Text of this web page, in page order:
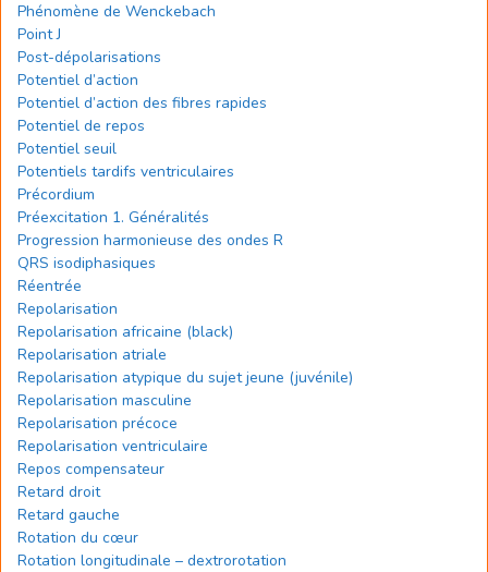
Phénomène de Wenckebach
Point J
Post-dépolarisations
Potentiel d’action
Potentiel d’action des fibres rapides
Potentiel de repos
Potentiel seuil
Potentiels tardifs ventriculaires
Précordium
Préexcitation 1. Généralités
Progression harmonieuse des ondes R
QRS isodiphasiques
Réentrée
Repolarisation
Repolarisation africaine (black)
Repolarisation atriale
Repolarisation atypique du sujet jeune (juvénile)
Repolarisation masculine
Repolarisation précoce
Repolarisation ventriculaire
Repos compensateur
Retard droit
Retard gauche
Rotation du cœur
Rotation longitudinale – dextrorotation